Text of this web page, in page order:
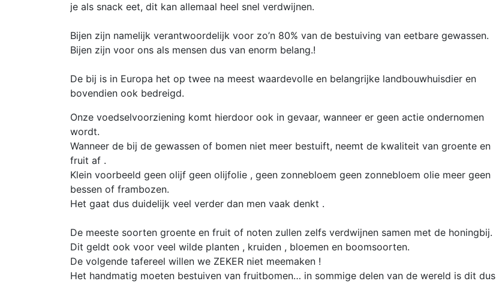
je als snack eet, dit kan allemaal heel snel verdwijnen.
Bijen zijn namelijk verantwoordelijk voor zo’n 80% van de bestuiving van eetbare gewassen.
Bijen zijn voor ons als mensen dus van enorm belang.!
De bij is in Europa het op twee na meest waardevolle en belangrijke landbouwhuisdier en
bovendien ook bedreigd.
Onze voedselvoorziening komt hierdoor ook in gevaar, wanneer er geen actie ondernomen
wordt.
Wanneer de bij de gewassen of bomen niet meer bestuift, neemt de kwaliteit van groente en
fruit af .
Klein voorbeeld geen olijf geen olijfolie , geen zonnebloem geen zonnebloem olie meer geen
bessen of frambozen.
Het gaat dus duidelijk veel verder dan men vaak denkt .
De meeste soorten groente en fruit of noten zullen zelfs verdwijnen samen met de honingbij.
Dit geldt ook voor veel wilde planten , kruiden , bloemen en boomsoorten.
De volgende tafereel willen we ZEKER niet meemaken !
Het handmatig moeten bestuiven van fruitbomen… in sommige delen van de wereld is dit dus